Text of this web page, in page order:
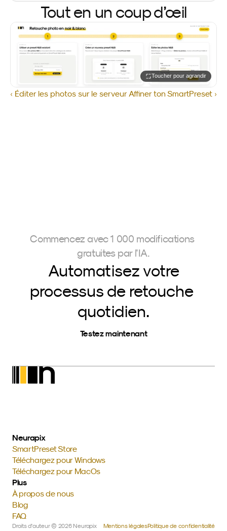
Tout en un coup d’œil
Toucher pour agrandir
‹ Éditer les photos sur le serveur Affiner ton SmartPreset ›
Commencez avec 1 000 modifications
gratuites par l'IA.
Automatisez votre
processus de retouche
quotidien.
Testez maintenant
Neurapix
SmartPreset Store
Téléchargez pour Windows
Téléchargez pour MacOs
Plus
À propos de nous
Blog
FAQ
Droits d'auteur © 2026 Neurapix
Mentions légalesPolitique de confidentialité